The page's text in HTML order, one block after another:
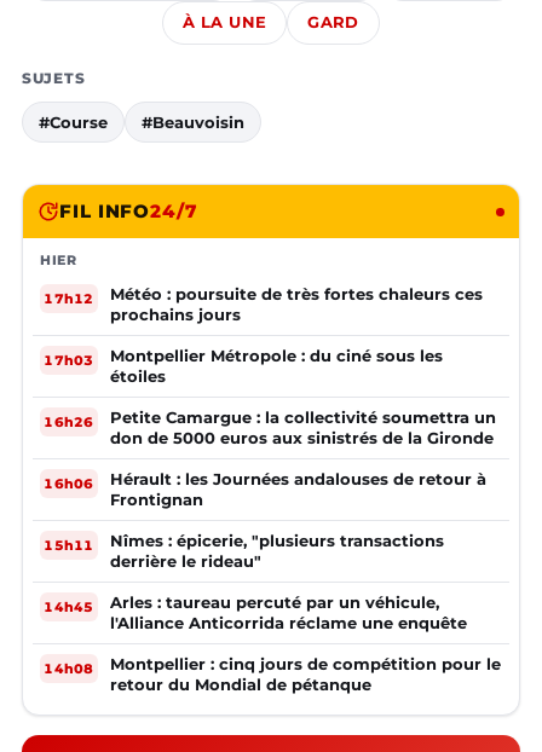
À LA UNE GARD
SUJETS
#Course #Beauvoisin
FIL INFO24/7
HIER
17h12
Météo : poursuite de très fortes chaleurs ces
prochains jours
17h03
Montpellier Métropole : du ciné sous les
étoiles
16h26
Petite Camargue : la collectivité soumettra un
don de 5000 euros aux sinistrés de la Gironde
16h06
Hérault : les Journées andalouses de retour à
Frontignan
15h11
Nîmes : épicerie, "plusieurs transactions
derrière le rideau"
14h45
Arles : taureau percuté par un véhicule,
l'Alliance Anticorrida réclame une enquête
14h08
Montpellier : cinq jours de compétition pour le
retour du Mondial de pétanque